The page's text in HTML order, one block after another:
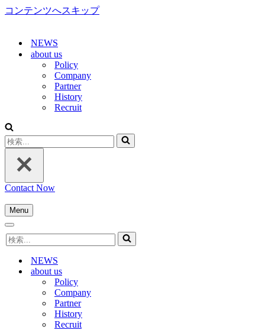
コンテンツへスキップ
NEWS
about us
Policy
Company
Partner
History
Recruit
検
索...
Contact Now
Menu
ナ
ゲ
シ
ョ
ナ
ビ
検
索...
NEWS
about us
Policy
Company
Partner
History
Recruit